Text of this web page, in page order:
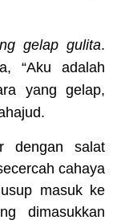
gelap gulita.
“Aku adalah
yang gelap,
dengan salat
cahaya
masuk ke
dimasukkan